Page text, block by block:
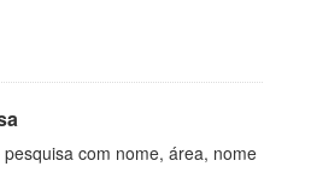
com nome, área, nome